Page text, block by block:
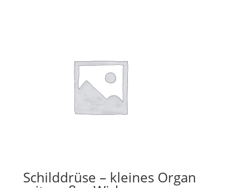
Schilddrüse – kleines Organ